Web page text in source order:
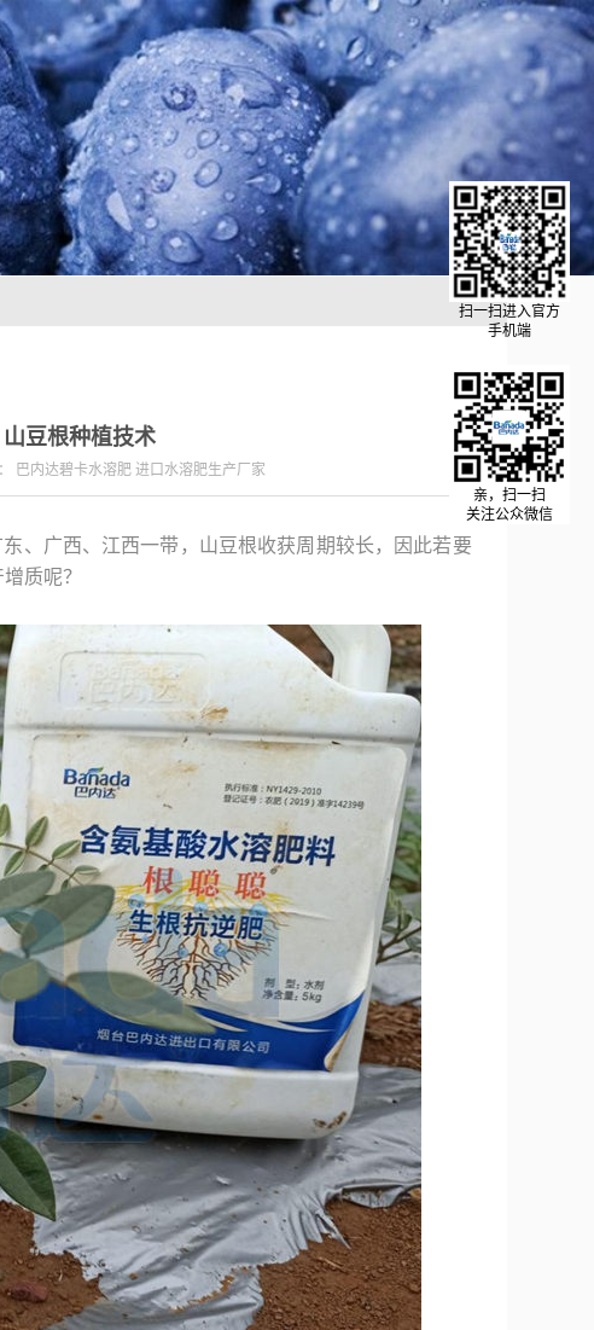
亲，扫一扫
关注公众微信
豆根种植技术
巴内达碧卡水溶肥 进口水溶肥生产厂家
、广西、江西一带，山豆根收获周期较长，因此若要
质呢？
扫一扫进入官方
手机端